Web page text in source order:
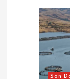
Son